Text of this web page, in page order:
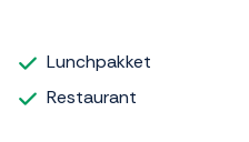
Lunchpakket
Restaurant